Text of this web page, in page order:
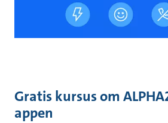
Gratis kursus om
appen